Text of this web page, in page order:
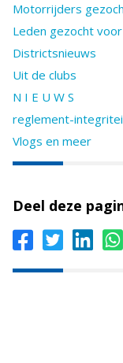
Motorrijders
Leden gezocht voor
Districtsnieuws
Uit de clubs
N I E U W S
reglement-
Vlogs en meer
Deel deze